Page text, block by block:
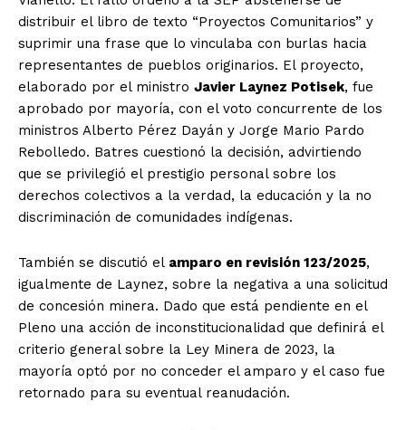
distribuir el libro de texto “Proyectos Comunitarios” y
suprimir una frase que lo vinculaba con burlas hacia
representantes de pueblos originarios. El proyecto,
elaborado por el ministro Javier Laynez Potisek, fue
aprobado por mayoría, con el voto concurrente de los
ministros Alberto Pérez Dayán y Jorge Mario Pardo
Rebolledo. Batres cuestionó la decisión, advirtiendo
que se privilegió el prestigio personal sobre los
derechos colectivos a la verdad, la educación y la no
discriminación de comunidades indígenas.
También se discutió el amparo en revisión 123/2025,
igualmente de Laynez, sobre la negativa a una solicitud
de concesión minera. Dado que está pendiente en el
Pleno una acción de inconstitucionalidad que definirá el
criterio general sobre la Ley Minera de 2023, la
mayoría optó por no conceder el amparo y el caso fue
retornado para su eventual reanudación.